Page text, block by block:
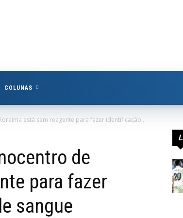
COLUNAS
está sem reagente para fazer identificação...
de
para fazer
sangue